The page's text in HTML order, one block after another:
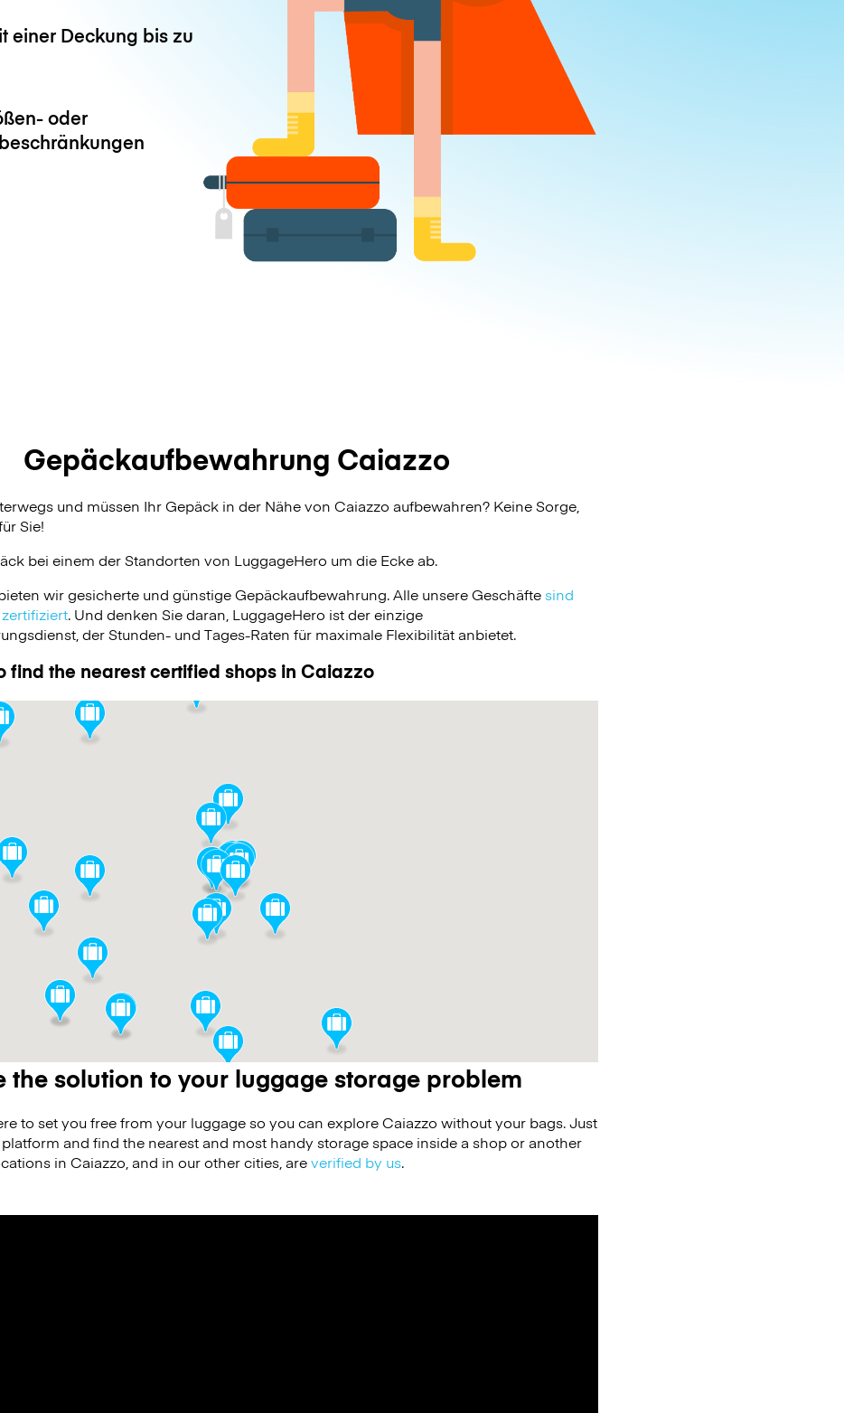
einer Deckung bis zu
oder
Gepäckaufbewahrung Caiazzo
und müssen Ihr Gepäck in der Nähe von Caiazzo aufbewahren? Keine Sorge,
Sie!
bei einem der Standorten von LuggageHero um die Ecke ab.
wir gesicherte und günstige Gepäckaufbewahrung. Alle unsere Geschäftesind
. Und denken Sie daran, LuggageHero ist der einzige
der Stunden- und Tages-Raten für maximale Flexibilität anbietet.
find the nearest certified shops in Caiazzo
the solution to your luggage storage problem
to set you free from your luggage so you can explore Caiazzo without your bags. Just
and find the nearest and most handy storage space inside a shop or another
in Caiazzo, and in our other cities, areverified by us.